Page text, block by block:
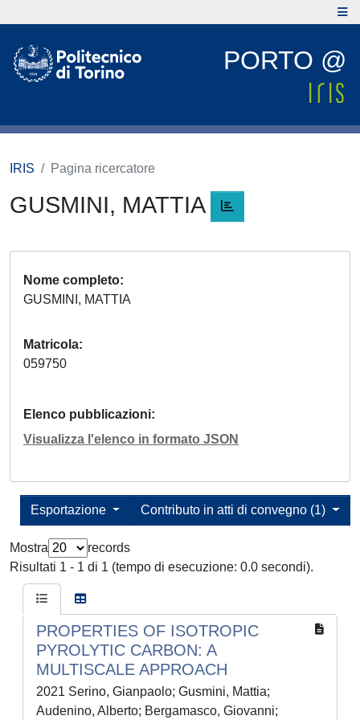
PORTO @
IRIS Pagina ricercatore
GUSMINI, MATTIA
Nome completo
GUSMINI, MATTIA
Matricola
059750
Elenco pubblicazioni
Visualizza l'elenco in formato JSON
Contributo in atti di convegno (1)
Esportazione
Mostra
records
Risultati 1 - 1 di 1 (tempo di esecuzione: 0.0 secondi).
PROPERTIES OF ISOTROPIC
PYROLYTIC CARBON: A
MULTISCALE APPROACH
2021 Serino, Gianpaolo; Gusmini, Mattia;
Audenino, Alberto; Bergamasco, Giovanni;